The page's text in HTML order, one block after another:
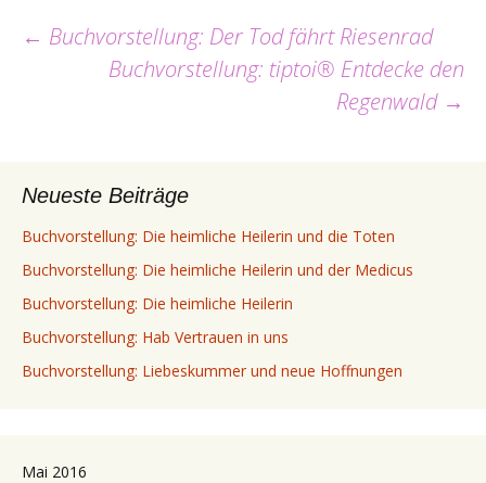
Beitrags-
← Buchvorstellung: Der Tod fährt Riesenrad
Buchvorstellung: tiptoi® Entdecke den
Regenwald →
Neueste Beiträge
Buchvorstellung: Die heimliche Heilerin und die Toten
Buchvorstellung: Die heimliche Heilerin und der Medicus
Buchvorstellung: Die heimliche Heilerin
Buchvorstellung: Hab Vertrauen in uns
Buchvorstellung: Liebeskummer und neue Hoffnungen
Mai 2016